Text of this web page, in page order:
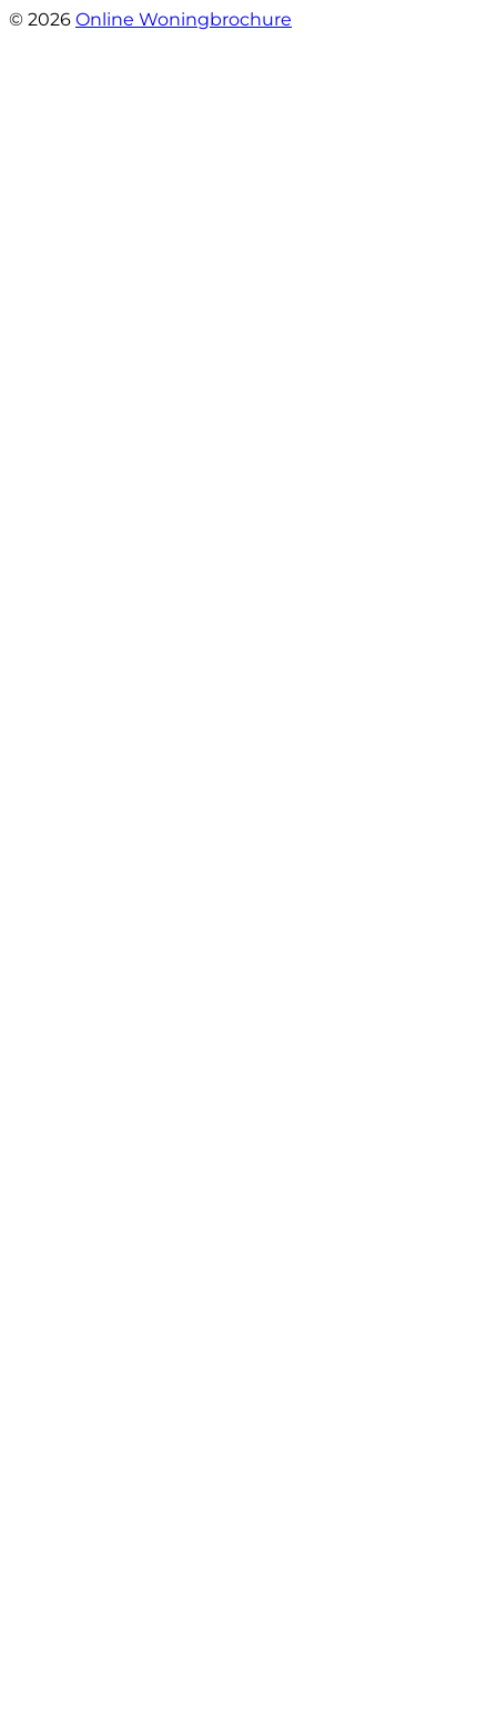
© 2026 Online Woningbrochure